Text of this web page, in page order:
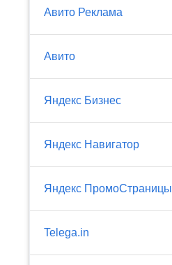
Авито Реклама
Авито
Яндекс Бизнес
Яндекс Навигатор
Яндекс ПромоСтраницы
Telega.in